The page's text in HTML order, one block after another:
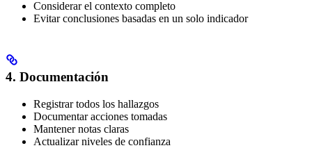
Considerar el contexto completo
Evitar conclusiones basadas en un solo indicador
4. Documentación
Registrar todos los hallazgos
Documentar acciones tomadas
Mantener notas claras
Actualizar niveles de confianza